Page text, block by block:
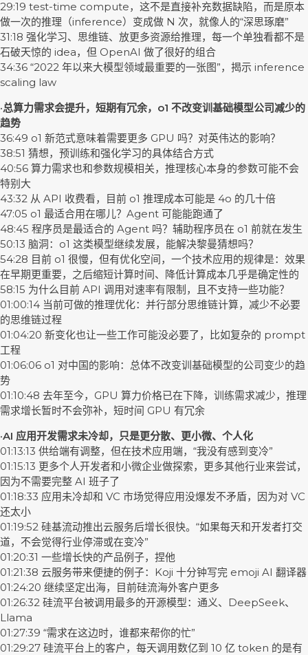
29:19 test-time compute，这不是直接补充数据缺陷，而是原本
做一次的推理（inference）变成做 N 次，就像人的“深思琢磨”
31:18 强化学习、思维链、放更多资源给推理，每一个单独看都不是
石破天惊的 idea，但 OpenAI 做了很好的组合
34:36 “2022 年以来大模型领域最重要的一张图”，揭示 inference
scaling law
·总算力需求会提升，短期有冗余，o1 不改变训基础模型公司减少的
趋势
36:49 o1 新范式意味着需要更多 GPU 吗？对英伟达的影响？
38:51 猜想，预训练和强化学习的具体结合方式
40:56 算力需求也和参数规模相关，推理核心本身的参数可能不会
特别大
43:32 从 API 收费看，目前 o1 推理成本可能是 4o 的几十倍
47:05 o1 最适合用在哪儿？Agent 可能能跑通了
48:45 程序员是最适合的 Agent 吗？辅助程序员在 o1 前就在发生
50:13 脑洞：o1 这类模型继续发展，能解决黎曼猜想吗？
54:28 目前 o1 很慢，但有优化空间，一个技术应用的规律是：效果
在早期更重要，之后缩短计算时间、降低计算成本几乎是确定性的
58:15 为什么目前 API 调用对速率有限制，且不支持一些功能？
01:00:14 当前可做的推理优化：并行部分思维链计算，减少不必要
的思维链过程
01:04:20 新变化也让一些工作可能没必要了，比如复杂的 prompt
工程
01:06:06 o1 对中国的影响：总体不改变训基础模型的公司变少的趋
势
01:10:48 去年至今，GPU 算力价格已在下降，训练需求减少，推理
需求增长暂时不会弥补，短时间 GPU 有冗余
·AI 应用开发需求未冷却，只是更分散、更小微、个人化
01:13:13 供给端有调整，但在技术应用端，“我没有感到变冷”
01:15:13 更多个人开发者和小微企业做探索，更多其他行业来尝试，
因为不需要完整 AI 班子了
01:18:33 应用未冷却和 VC 市场觉得应用没爆发不矛盾，因为对 VC
还太小
01:19:52 硅基流动推出云服务后增长很快。“如果每天和开发者打交
道，不会觉得行业停滞或在变冷”
01:20:31 一些增长快的产品例子，捏他
01:21:38 云服务带来便捷的例子：Koji 十分钟写完 emoji AI 翻译器
01:24:20 继续坚定出海，目前硅流海外客户更多
01:26:32 硅流平台被调用最多的开源模型：通义、DeepSeek、
Llama
01:27:39 “需求在这边时，谁都来帮你的忙”
01:29:27 硅流平台上的客户，每天调用数亿到 10 亿 token 的是有